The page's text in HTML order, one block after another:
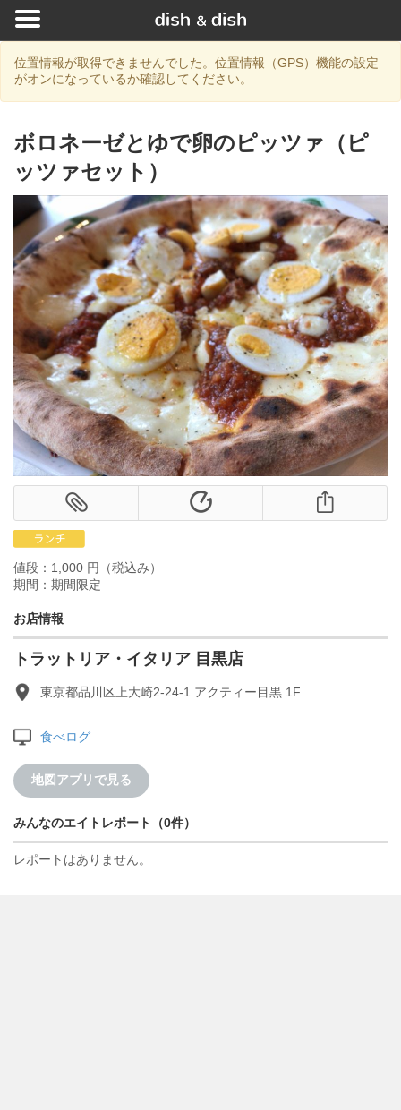
位置情報が取得できませんでした。位置情報（GPS）機能の設定
がオンになっているか確認してください。
ボロネーゼとゆで卵のピッツァ（ピ
ッツァセット）
値段：1,000 円（税込み）
期間：期間限定
お店情報
トラットリア・イタリア 目黒店
東京都品川区上大崎2-24-1 アクティー目黒 1F
食べログ
地図アプリで見る
みんなのエイトレポート（0件）
レポートはありません。